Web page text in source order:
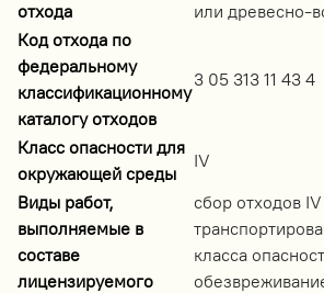
отхода
или древесно-
Код отхода по
федеральному
классификационному
каталогу отходов
3 05 313 11 43 4
Класс опасности для
окружающей среды
IV
Виды работ,
выполняемые в
составе
лицензируемого
сбор отходов
класса